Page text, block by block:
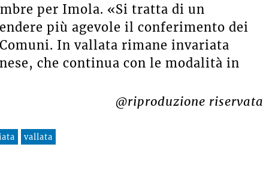
per Imola. «Si tratta di un
più agevole il conferimento dei
In vallata rimane invariata
che continua con le modalità in
@riproduzione riservata
vallata